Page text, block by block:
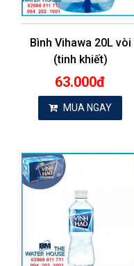
Bình Vihawa 20L vòi
(tinh khiết)
63.000đ
MUA NGAY